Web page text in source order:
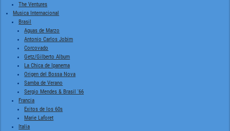
The Ventures
Musica Internacional
Brasil
Aguas de Marzo
Antonio Carlos Jobim
Corcovado
Getz/Gilberto Album
La Chica de Ipanema
Origen del Bossa Nova
Samba de Verano
Sergio Mendes & Brasil '66
Francia
Exitos de los 60s
Marie Laforet
Italia